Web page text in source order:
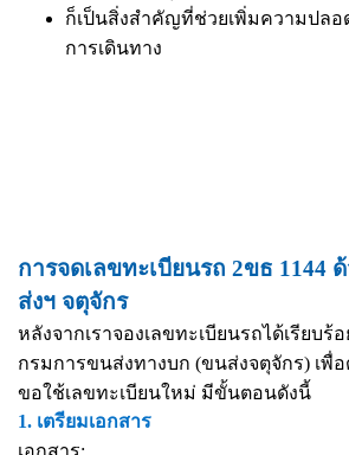
ก็เป็นสิ่งสำคัญที่ช่วยเพิ่มความปล
การเดินทาง
การจดเลขทะเบียนรถ 2ขธ 1144
ส่งฯ จตุจักร
หลังจากเราจองเลขทะเบียนรถได้เรียบ
กรมการขนส่งทางบก (ขนส่งจตุจักร) เพื่
ขอใช้เลขทะเบียนใหม่ มีขั้นตอนดังนี้
1. เตรียมเอกสาร
เอกสาร: